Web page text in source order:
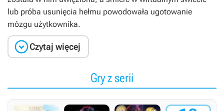
lub próba usunięcia hełmu powodowała ugotowanie
mózgu użytkownika.
Czytaj więcej
Gry z serii